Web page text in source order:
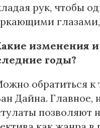
рук, чтобы
изменения
годы?
обратиться к
Дайна. Главное,
позволяют